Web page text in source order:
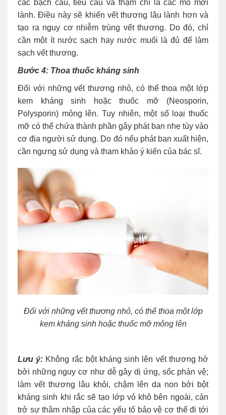
các bạch cầu, tiểu cầu và thậm chí là các mô mới
lành. Điều này sẽ khiến vết thương lâu lành hơn và
tạo ra nguy cơ nhiễm trùng vết thương. Do đó, chỉ
cần một ít nước sạch hay nước muối là đủ để làm
sạch vết thương.
Bước 4: Thoa thuốc kháng sinh
Đối với những vết thương nhỏ, có thể thoa một lớp
kem kháng sinh hoặc thuốc mỡ (Neosporin,
Polysporin) mỏng lên. Tuy nhiên, một số loại thuốc
mỡ có thể chứa thành phần gây phát ban nhẹ tùy vào
cơ địa người sử dụng. Do đó nếu phát ban xuất hiện,
cần ngưng sử dụng và tham khảo ý kiến của bác sĩ.
Đối với những vết thương nhỏ, có thể thoa một lớp
kem kháng sinh hoặc thuốc mỡ mỏng lên
Lưu ý: Không rắc bột kháng sinh lên vết thương hở
bởi những nguy cơ như dễ gây dị ứng, sốc phản vệ;
làm vết thương lâu khỏi, chậm lên da non bởi bột
kháng sinh khi rắc sẽ tạo lớp vỏ khô bên ngoài, cản
trở sự thâm nhập của các yếu tố bảo vệ cơ thể đi tới